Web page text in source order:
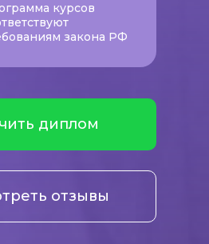
диплом
курсов
закона РФ
отзывы